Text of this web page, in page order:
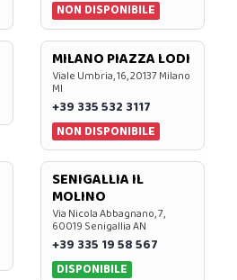
NON DISPONIBILE
MILANO PIAZZA LODI
Viale Umbria, 16, 20137 Milano
MI
+39 335 532 3117
NON DISPONIBILE
SENIGALLIA IL
MOLINO
Via Nicola Abbagnano, 7,
60019 Senigallia AN
+39 335 19 58 567
DISPONIBILE